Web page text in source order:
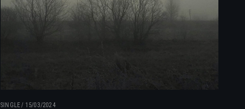
SINGLE/ 15/03/2024